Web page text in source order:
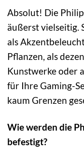
Absolut! Die
äußerst vielseitig.
als
Pflanzen, als
Kunstwerke oder
für Ihre Gaming-
kaum Grenzen
Wie werden die
befestigt?